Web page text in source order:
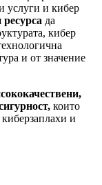
услуги и кибер
да
кибер
и от значение
които
и